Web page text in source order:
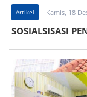
Artikel Kamis, 18
SOSIALSISASI